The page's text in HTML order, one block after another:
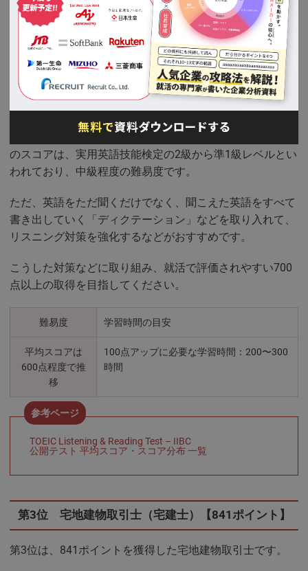
でなく、企業全般で評価されやすく、グローバルなキャリ
アアップを目指すなら挑戦する価値がある試験です。
TOEICの難易度と学習時間
TOEICは、月一回程度開催され、各地域で実施されていま
平均スコアは600点程度で推移していますが、700点程度
のスコアは、実用英語技能検定の2級から準1級レベルとい
われており、中級程度の難易度です。
ただ、英語をただ聞くだけでなく、聞こえた英語をすべて
書き出していく「ディクテーション」などを取り入れて、
リスニング対策を強化するなどがおすすめです。
こうした対策などに取り組み、就活で評価されやすい700
点以上の取得を目指してください。
難易度 学習時間の目安
平均スコアは
600点程度で推
移
100点アップに必要な学習時間：200〜300
時間
TOEIC Listening & Reading Test – IIBC
公開テスト 平均スコア・スコア分布 一覧
第3位 宅地建物取引士（宅建士）【841ポイント】
第3位は、841ポイントを獲得した宅地建物取引士です。